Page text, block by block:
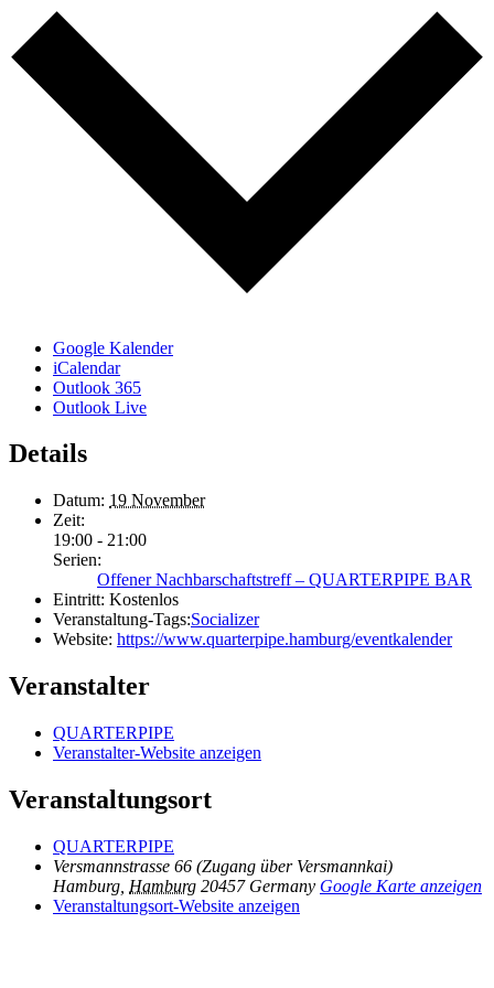
Google Kalender
iCalendar
Outlook 365
Outlook Live
Details
Datum: 19 November
Zeit:
19:00 - 21:00
Serien:
Offener Nachbarschaftstreff – QUARTERPIPE BAR
Eintritt: Kostenlos
Veranstaltung-Tags:Socializer
Website: https://www.quarterpipe.hamburg/eventkalender
Veranstalter
QUARTERPIPE
Veranstalter-Website anzeigen
Veranstaltungsort
QUARTERPIPE
Versmannstrasse 66 (Zugang über Versmannkai)
Hamburg Hamburg 20457 Germany Google Karte anzeigen
Veranstaltungsort-Website anzeigen